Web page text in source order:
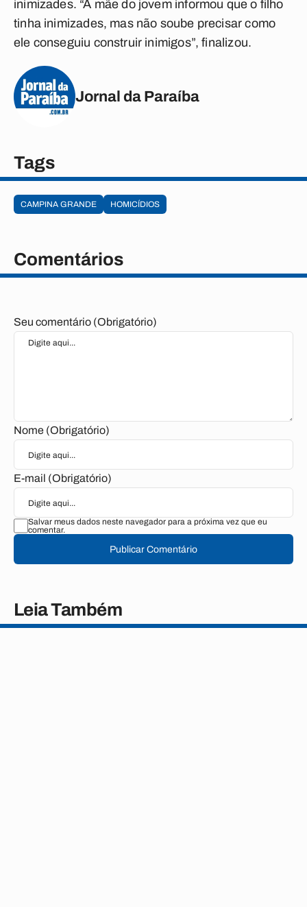
inimizades. “A mãe do jovem informou que o filho
tinha inimizades, mas não soube precisar como
ele conseguiu construir inimigos”, finalizou.
Jornal da Paraíba
Tags
CAMPINA GRANDE HOMICÍDIOS
Comentários
Seu comentário (Obrigatório)
Nome (Obrigatório)
E-mail (Obrigatório)
Salvar meus dados neste navegador para a próxima vez que eu
comentar.
Publicar Comentário
Leia Também